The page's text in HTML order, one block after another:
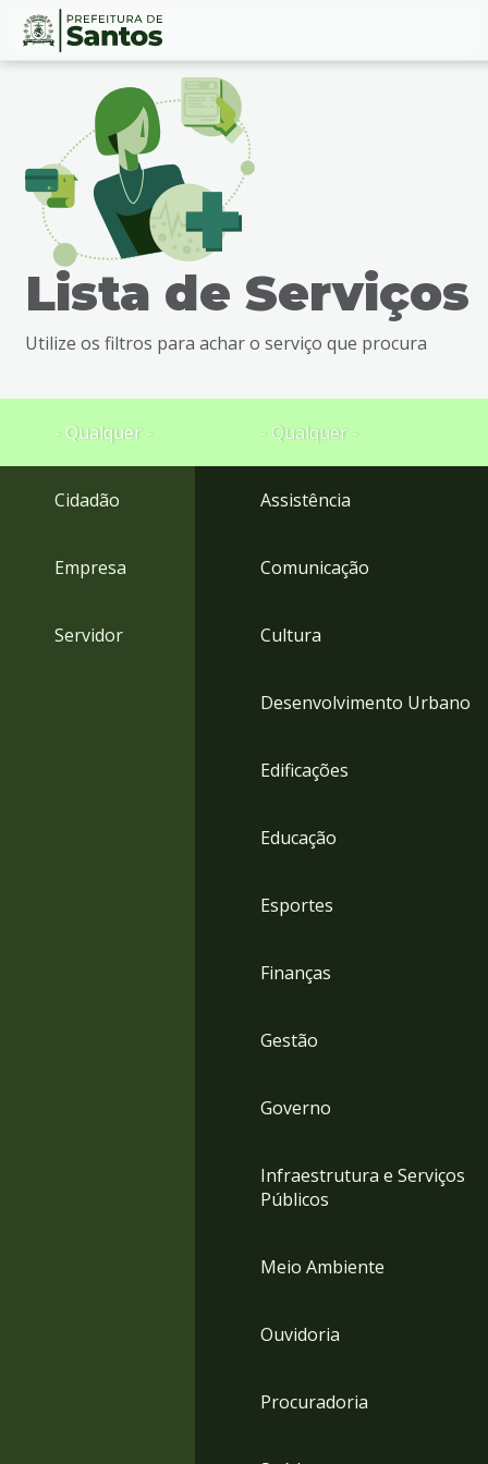
Ir
busca
Ir
rodapé
Conteúdo
Lista de Serviços
Utilize os filtros para achar o serviço que procura
- Qualquer -
Cidadão
Empresa
Servidor
- Qualquer -
Assistência
Comunicação
Cultura
Desenvolvimento Urbano
Edificações
Educação
Esportes
Finanças
Gestão
Governo
Infraestrutura e Serviços
Públicos
Meio Ambiente
Ouvidoria
Procuradoria